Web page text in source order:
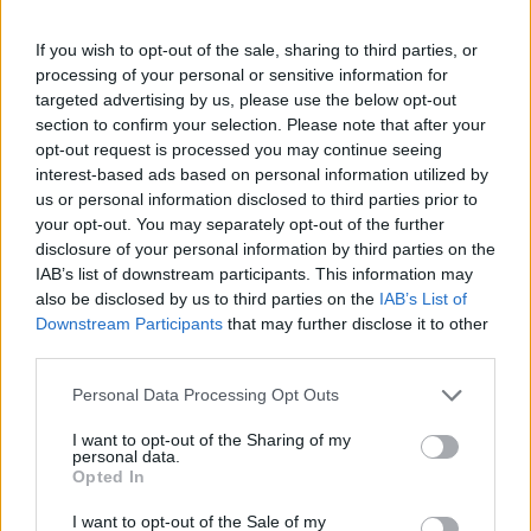
If you wish to opt-out of the sale, sharing to third parties, or
processing of your personal or sensitive information for
targeted advertising by us, please use the below opt-out
section to confirm your selection. Please note that after your
opt-out request is processed you may continue seeing
interest-based ads based on personal information utilized by
us or personal information disclosed to third parties prior to
your opt-out. You may separately opt-out of the further
disclosure of your personal information by third parties on the
IAB’s list of downstream participants. This information may
also be disclosed by us to third parties on the IAB’s List of
Downstream Participants that may further disclose it to other
Please note that this website/app uses one or more Google
not limited to your visit or usage behaviour. You may click to
grant or deny consent to Google and its third-party tags to
use your data for below specified purposes in below Google
consent section.
Personal Data Processing Opt Outs
I want to opt-out of the Sharing of my
personal data.
Opted In
I want to opt-out of the Sale of my
gyorsétteremben? Ez tényleg
megtörtént!
PCW.lite| 2019.02.05 14:00
Okoskijelzőt vinne a konyhába a
KitchenAid
PCW.lite| 2019.01.08 08:30
Nagyobb kólával adhatom? -
kérdezhetné a magyar Samsung
szerviz
PCW.lite | 2017.08.18 08:00
a sült krumplit a McDonald’s-ban